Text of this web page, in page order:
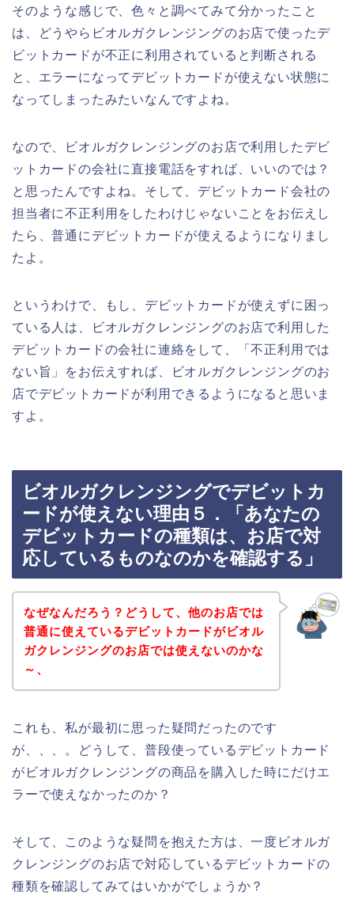
そのような感じで、色々と調べてみて分かったこと
は、どうやらビオルガクレンジングのお店で使ったデ
ビットカードが不正に利用されていると判断される
と、エラーになってデビットカードが使えない状態に
なってしまったみたいなんですよね。
なので、ビオルガクレンジングのお店で利用したデビ
ットカードの会社に直接電話をすれば、いいのでは？
と思ったんですよね。そして、デビットカード会社の
担当者に不正利用をしたわけじゃないことをお伝えし
たら、普通にデビットカードが使えるようになりまし
たよ。
というわけで、もし、デビットカードが使えずに困っ
ている人は、ビオルガクレンジングのお店で利用した
デビットカードの会社に連絡をして、「不正利用では
ない旨」をお伝えすれば、ビオルガクレンジングのお
店でデビットカードが利用できるようになると思いま
すよ。
ビオルガクレンジングでデビットカ
ードが使えない理由５．「あなたの
デビットカードの種類は、お店で対
応しているものなのかを確認する」
なぜなんだろう？どうして、他のお店では
普通に使えているデビットカードがビオル
ガクレンジングのお店では使えないのかな
～、
これも、私が最初に思った疑問だったのです
が、、、。どうして、普段使っているデビットカード
がビオルガクレンジングの商品を購入した時にだけエ
ラーで使えなかったのか？
そして、このような疑問を抱えた方は、一度ビオルガ
クレンジングのお店で対応しているデビットカードの
種類を確認してみてはいかがでしょうか？